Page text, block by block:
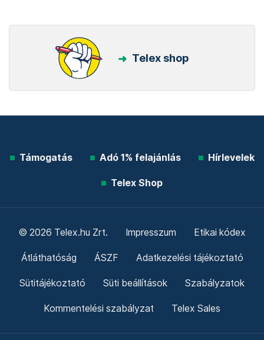
Telex shop
Támogatás Adó 1% felajánlás Hírlevelek
Telex Shop
© 2026 Telex.hu Zrt. Impresszum Etikai kódex
Átláthatóság ÁSZF Adatkezelési tájékoztató
Sütitájékoztató Süti beállítások Szabályzatok
Kommentelési szabályzat Telex Sales